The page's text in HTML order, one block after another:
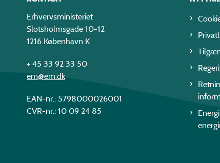
Erhvervsministeriet
Slotsholmsgade 10-12
1216 København K
+ 45 33 92 33 50
em@em.dk
EAN-nr.: 5798000026001
CVR-nr.: 10 09 24 85